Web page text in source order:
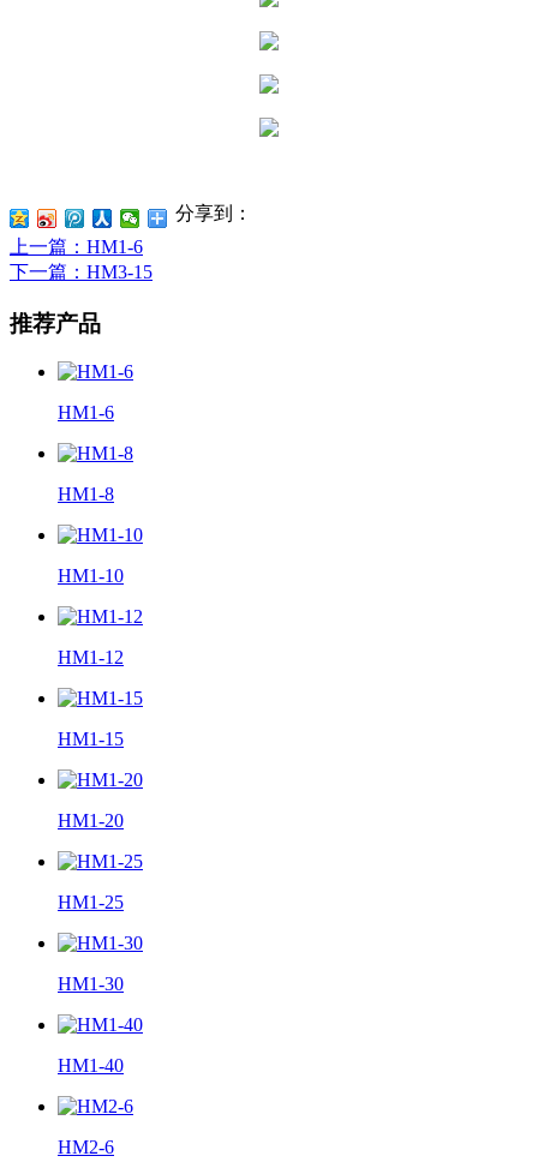
分享到：
上一篇 ：HM1-6
下一篇 ：HM3-15
推荐产品
HM1-6
HM1-8
HM1-10
HM1-12
HM1-15
HM1-20
HM1-25
HM1-30
HM1-40
HM2-6